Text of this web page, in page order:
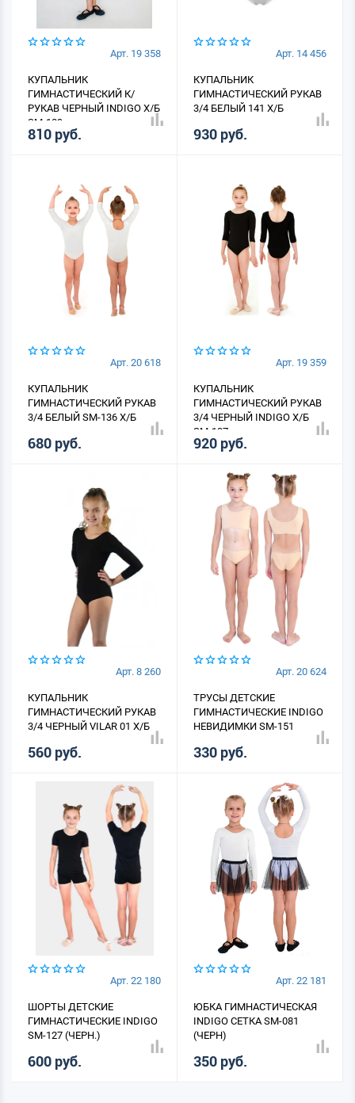
Арт. 19 358
КУПАЛЬНИК
ГИМНАСТИЧЕСКИЙ К/
РУКАВ ЧЕРНЫЙ INDIGO Х/Б
SM-189
810 руб.
Арт. 14 456
КУПАЛЬНИК
ГИМНАСТИЧЕСКИЙ РУКАВ
3/4 БЕЛЫЙ 141 Х/Б
930 руб.
Арт. 20 618
КУПАЛЬНИК
ГИМНАСТИЧЕСКИЙ РУКАВ
3/4 БЕЛЫЙ SM-136 Х/Б
680 руб.
Арт. 19 359
КУПАЛЬНИК
ГИМНАСТИЧЕСКИЙ РУКАВ
3/4 ЧЕРНЫЙ INDIGO Х/Б
SM-137
920 руб.
Арт. 8 260
КУПАЛЬНИК
ГИМНАСТИЧЕСКИЙ РУКАВ
3/4 ЧЕРНЫЙ VILAR 01 Х/Б
560 руб.
Арт. 20 624
ТРУСЫ ДЕТСКИЕ
ГИМНАСТИЧЕСКИЕ INDIGO
НЕВИДИМКИ SM-151
330 руб.
Арт. 22 180
ШОРТЫ ДЕТСКИЕ
ГИМНАСТИЧЕСКИЕ INDIGO
SM-127 (ЧЕРН.)
600 руб.
Арт. 22 181
ЮБКА ГИМНАСТИЧЕСКАЯ
INDIGO СЕТКА SM-081
(ЧЕРН)
350 руб.